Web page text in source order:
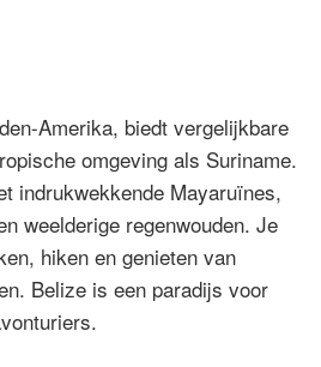
Amerika, biedt vergelijkbare
omgeving als Suriname.
indrukwekkende Mayaruïnes,
weelderige regenwouden. Je
hiken en genieten van
Belize is een paradijs voor